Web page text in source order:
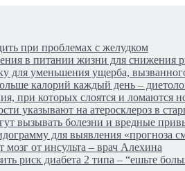
при проблемах с желудком
в питании жизни для снижения
для уменьшения ущерба,
калорий каждый день –
при которых слоятся и ломаются
указывают на атеросклероз в
вызывать болезни и вредные
для выявления «прогноза
от инсульта – врач Алехина
риск диабета 2 типа – “ешьте